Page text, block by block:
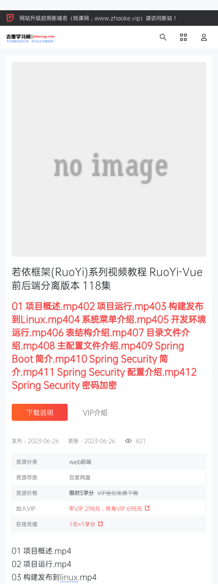
网站升级启用新域名（找课网，www.zhaoke.vip）请访问新站！
若依框架(RuoYi)系列视频教程 RuoYi-Vue
前后端分离版本 118集
01 项目概述.mp402 项目运行.mp403 构建发布
到Linux.mp404 系统菜单介绍.mp405 开发环境
运行.mp406 表结构介绍.mp407 目录文件介
绍.mp408 主配置文件介绍.mp409 Spring
Boot 简介.mp410 Spring Security 简
介.mp411 Spring Security 配置介绍.mp412
Spring Security 密码加密
下载说明 VIP介绍
发布：2023-06-26 更新：2023-06-26 821
资源分类 web前端
资源存放 百度网盘
资源价格 限时5学分 VIP全站免费下载
加入VIP 年VIP 298元，终身VIP 698元
在线充值 1元=1学分
01 项目概述.mp4
02 项目运行.mp4
03 构建发布到linux .mp4